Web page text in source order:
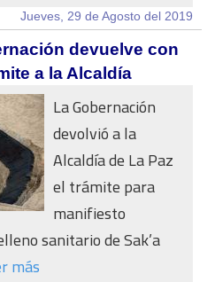
Jueves, 29 de Agosto del 2019
devuelve con
a la Alcaldía
La Gobernación
devolvió a la
Alcaldía de La Paz
el trámite para
manifiesto
sanitario de Sak’a
más